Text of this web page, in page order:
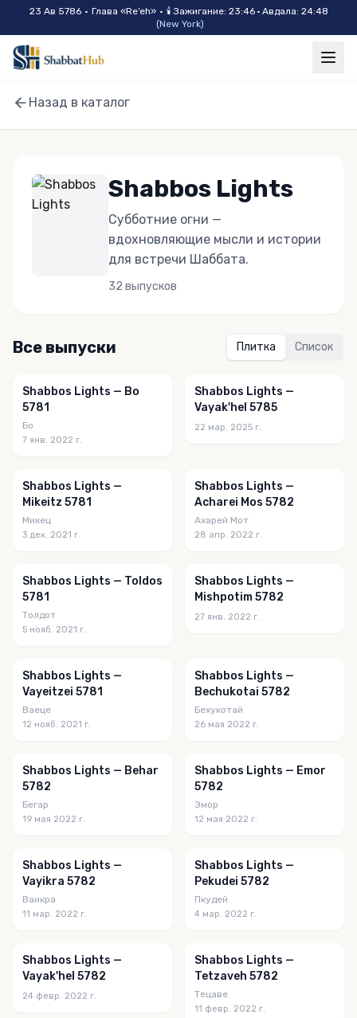
Skip to main content
23 Ав 5786 • Глава «Re’eh» • 🕯 Зажигание: 23:46 · Авдала: 24:48
(New York)
Назад в каталог
Shabbos Lights
Субботние огни —
вдохновляющие мысли и истории
для встречи Шаббата.
32 выпусков
Все выпуски Плитка Список
Shabbos Lights — Bo
5781
Бо
7 янв. 2022 г.
Shabbos Lights —
Vayak'hel 5785
22 мар. 2025 г.
Shabbos Lights —
Mikeitz 5781
Микец
3 дек. 2021 г.
Shabbos Lights —
Acharei Mos 5782
Ахарей Мот
28 апр. 2022 г.
Shabbos Lights — Toldos
5781
Толдот
5 нояб. 2021 г.
Shabbos Lights —
Mishpotim 5782
27 янв. 2022 г.
Shabbos Lights —
Vayeitzei 5781
Ваеце
12 нояб. 2021 г.
Shabbos Lights —
Bechukotai 5782
Бехукотай
26 мая 2022 г.
Shabbos Lights — Behar
5782
Бегар
19 мая 2022 г.
Shabbos Lights — Emor
5782
Эмор
12 мая 2022 г.
Shabbos Lights —
Vayikra 5782
Ваикра
11 мар. 2022 г.
Shabbos Lights —
Pekudei 5782
Пкудей
4 мар. 2022 г.
Shabbos Lights —
Vayak'hel 5782
24 февр. 2022 г.
Shabbos Lights —
Tetzaveh 5782
Тецаве
11 февр. 2022 г.